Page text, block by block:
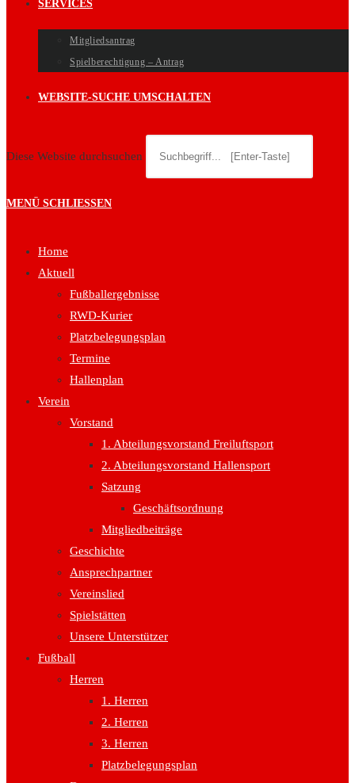
SERVICES
Mitgliedsantrag
Spielberechtigung – Antrag
WEBSITE-SUCHE UMSCHALTEN
Diese Website durchsuchen
MENÜ SCHLIESSEN
Home
Aktuell
Fußballergebnisse
RWD-Kurier
Platzbelegungsplan
Termine
Hallenplan
Verein
Vorstand
1. Abteilungsvorstand Freiluftsport
2. Abteilungsvorstand Hallensport
Satzung
Geschäftsordnung
Mitgliedbeiträge
Geschichte
Ansprechpartner
Vereinslied
Spielstätten
Unsere Unterstützer
Fußball
Herren
1. Herren
2. Herren
3. Herren
Platzbelegungsplan